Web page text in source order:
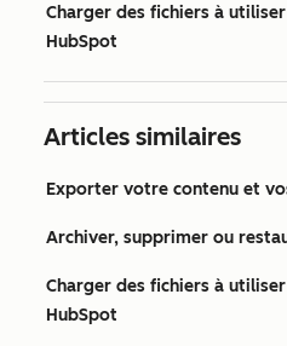
Charger des fichiers à
HubSpot
Articles similaires
Exporter votre contenu et
Archiver, supprimer ou
Charger des fichiers à
HubSpot